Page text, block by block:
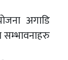
अगाडि